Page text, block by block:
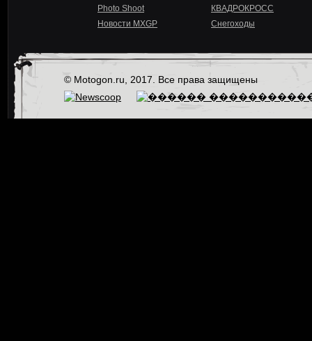
Photo Shoot
Новости MXGP
КВАДРОКРОСС
Снегоходы
© Motogon.ru, 2017. Все права защищены